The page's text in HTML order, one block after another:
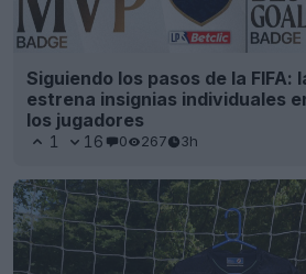
Siguiendo los pasos de la FIFA:
estrena insignias individuales
los jugadores
1 16 0 267 3h